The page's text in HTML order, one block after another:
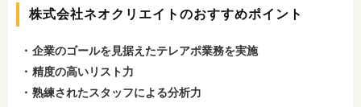
株式会社ネオクリエイトのおすすめポイント
企業のゴールを見据えたテレアポ業務を実施
精度の高いリスト力
熟練されたスタッフによる分析力